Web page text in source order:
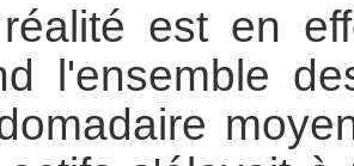
est en
l'ensemble